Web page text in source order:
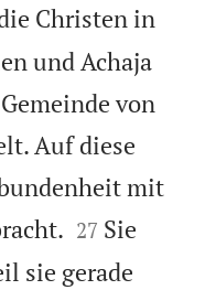
Christen in
und Achaja
von
Auf diese
mit


27 Sie
sie gerade